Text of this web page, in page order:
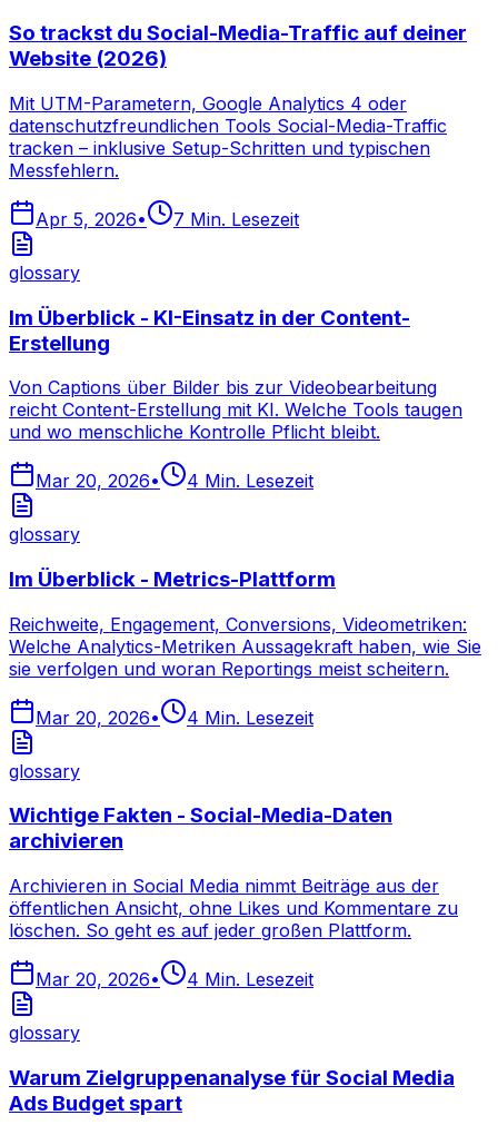
So trackst du Social-Media-Traffic auf deiner
Website (2026)
Mit UTM-Parametern, Google Analytics 4 oder
datenschutzfreundlichen Tools Social-Media-Traffic
tracken – inklusive Setup-Schritten und typischen
Messfehlern.
Apr 5, 2026• 7 Min. Lesezeit
glossary
Im Überblick - KI-Einsatz in der Content-
Erstellung
Von Captions über Bilder bis zur Videobearbeitung
reicht Content-Erstellung mit KI. Welche Tools taugen
und wo menschliche Kontrolle Pflicht bleibt.
Mar 20, 2026• 4 Min. Lesezeit
glossary
Im Überblick - Metrics-Plattform
Reichweite, Engagement, Conversions, Videometriken:
Welche Analytics-Metriken Aussagekraft haben, wie Sie
sie verfolgen und woran Reportings meist scheitern.
Mar 20, 2026• 4 Min. Lesezeit
glossary
Wichtige Fakten - Social-Media-Daten
archivieren
Archivieren in Social Media nimmt Beiträge aus der
öffentlichen Ansicht, ohne Likes und Kommentare zu
löschen. So geht es auf jeder großen Plattform.
Mar 20, 2026• 4 Min. Lesezeit
glossary
Warum Zielgruppenanalyse für Social Media
Ads Budget spart